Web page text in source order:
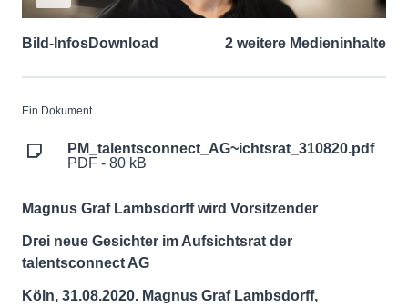
Bild-InfosDownload 2 weitere Medieninhalte
Ein Dokument
PM_talentsconnect_AG~ichtsrat_310820.pdf
PDF - 80 kB
Magnus Graf Lambsdorff wird Vorsitzender
Drei neue Gesichter im Aufsichtsrat der
talentsconnect AG
Köln, 31.08.2020. Magnus Graf Lambsdorff,